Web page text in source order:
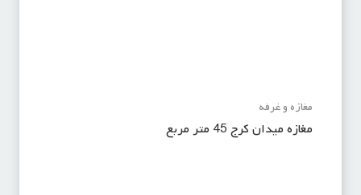
مغازه و غرفه
مغازه میدان کرج 45 متر مربع